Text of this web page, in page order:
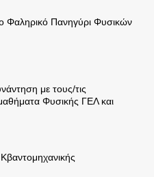
Φαληρικό Πανηγύρι Φυσικών
με τους/τις
Φυσικής ΓΕΛ και